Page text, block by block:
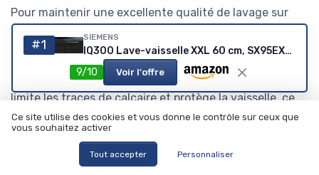
Pour maintenir une excellente qualité de lavage sur
toute la durée de vie de l’appareil, un entretien régulier
est indispensable, notamment le nettoyage des filtres
et des bras d’aspersion. L’utilisation correcte du liquide
de rinçage et du sel régénérant améliore le séchage,
limite les traces de calcaire et protège la vaisselle, ce
qui renforce le rapport qualité sur le long terme. Les
meilleurs lave-vaisselle économes intègrent souvent
des capteurs de turbidité qui ajustent la durée du
cycle et la quantité d’eau en fonction du degré de
#1 SIEMENS
IQ300 Lave-vaisselle XXL 60 cm, SX95EX22CE, entièrement intégré, charnière vario, fabriqué en Allemagne, smartStart, varioSpeed Plus, triple rackMatic, zone intensive, aquaStop, Home Connect
9/10
Voir l'offre
Ce site utilise des cookies et vous donne le contrôle sur ceux que
vous souhaitez activer
Tout accepter Personnaliser